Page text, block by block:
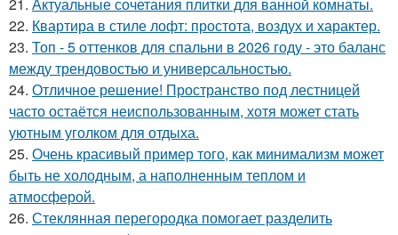
22. Квартира в стиле лофт: простота, воздух и характер.
23. Топ - 5 оттенков для спальни в 2026 году - это баланс
между трендовостью и универсальностью.
24. Отличное решение! Пространство под лестницей
часто остаётся неиспользованным, хотя может стать
уютным уголком для отдыха.
25. Очень красивый пример того, как минимализм может
быть не холодным, а наполненным теплом и
атмосферой.
26. Стеклянная перегородка помогает разделить